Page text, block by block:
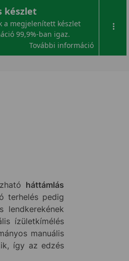
készlet
a megjelenített készlet
99,9%-ban igaz.
További információ
...
háttámlás
terhelés pedig
lendkerekének
ízületkímélés
manuális
így az edzés